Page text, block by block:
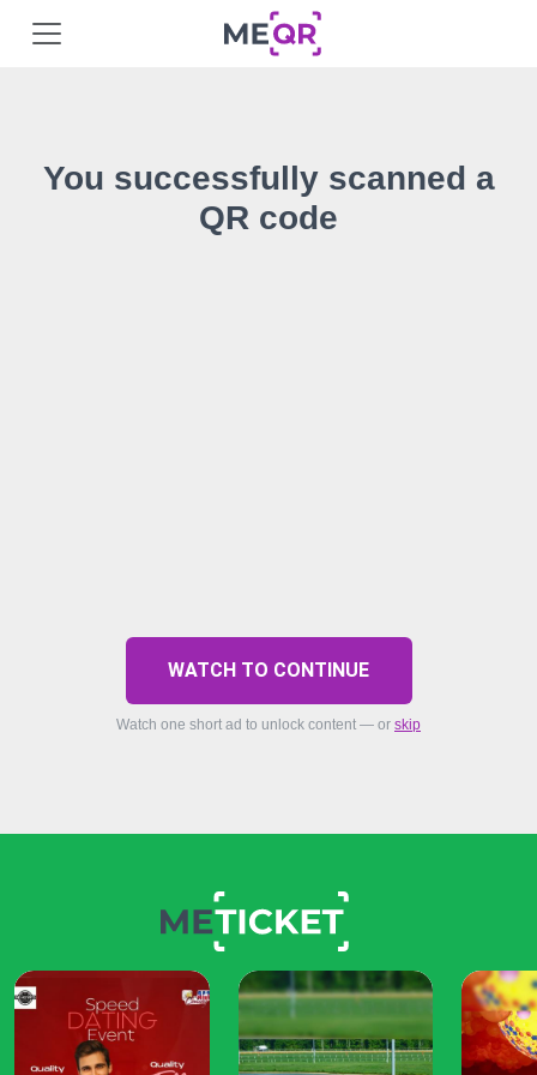
You successfully scanned a
QR code
WATCH TO CONTINUE
Watch one short ad to unlock content — or skip